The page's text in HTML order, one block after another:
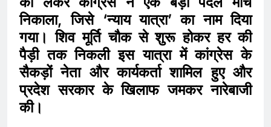
निकाला, जिसे ‘न्याय यात्रा’ का नाम दिया
गया। शिव मूर्ति चौक से शुरू होकर हर की
पैड़ी तक निकली इस यात्रा में कांग्रेस के
सैकड़ों नेता और कार्यकर्ता शामिल हुए और
प्रदेश सरकार के खिलाफ जमकर नारेबाजी
की।